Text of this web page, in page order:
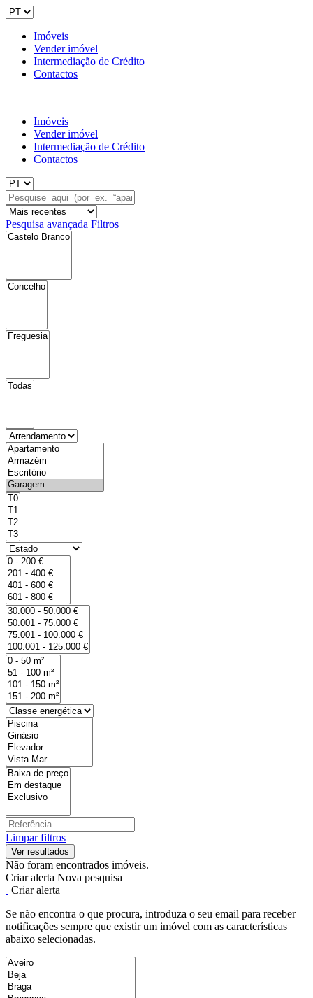
Imóveis
Vender imóvel
Intermediação de Crédito
Contactos
Imóveis
Vender imóvel
Intermediação de Crédito
Contactos
Pesquisa avançada Filtros
Limpar filtros
Não foram encontrados imóveis.
Criar alerta Nova pesquisa
Criar alerta
Se não encontra o que procura, introduza o seu email para receber
notificações sempre que existir um imóvel com as características
abaixo selecionadas.